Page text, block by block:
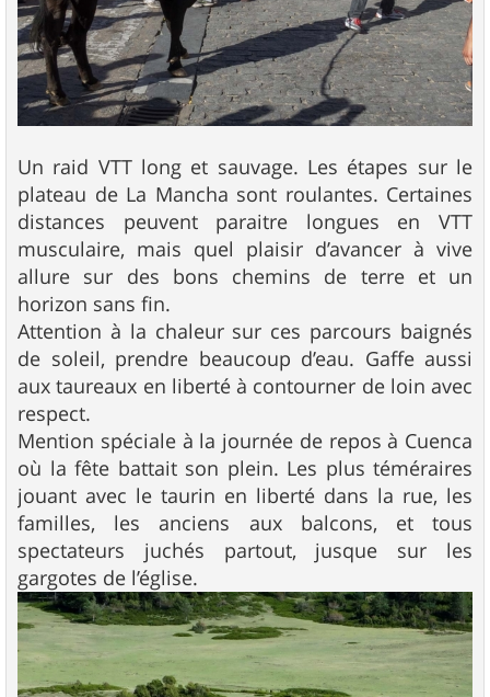
Un raid VTT long et sauvage. Les étapes sur le
plateau de La Mancha sont roulantes. Certaines
distances peuvent paraitre longues en VTT
musculaire, mais quel plaisir d’avancer à vive
allure sur des bons chemins de terre et un
horizon sans fin.
Attention à la chaleur sur ces parcours baignés
de soleil, prendre beaucoup d’eau. Gaffe aussi
aux taureaux en liberté à contourner de loin avec
respect.
Mention spéciale à la journée de repos à Cuenca
où la fête battait son plein. Les plus téméraires
jouant avec le taurin en liberté dans la rue, les
familles, les anciens aux balcons, et tous
spectateurs juchés partout, jusque sur les
gargotes de l’église.